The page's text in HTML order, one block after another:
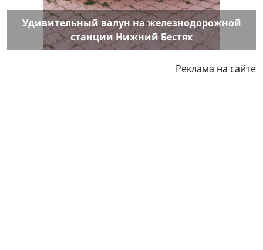
Удивительный валун на железнодорожной
станции Нижний Бестях
Реклама на сайте